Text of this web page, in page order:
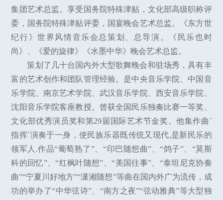
集团艺术总监。享受国务院特殊津贴，文化部高级职称评
委，国务院特殊津贴评委，国宴晚会艺术总监。《东方世
纪行》世界风情音乐会总策划、总导演。《民乐也时
尚》、《爱的旋律》《水墨中华》晚会艺术总监。
策划了几十台国内外大型歌舞晚会和驻场秀，具有丰
富的艺术创作和团队管理经验。是中央音乐学院、中国音
乐学院、南京艺术学院、武汉音乐学院、西安音乐学院、
沈阳音乐学院客座教授。曾获全国民乐独奏比赛一等奖、
文化部优秀演员奖和第29届国际艺术节金奖。他集作曲`
指挥`演奏于一身，使民族乐器既传统又现代,是新民乐的
领军人.作品“葡萄熟了”、“印巴随想曲”、“鸽子”、“莫斯
科的回忆”、“红枫叶随想”、“美国往事”、“泰坦尼克协奏
曲”“宁夏川好地方”“潇湘随想”等曲在国内外广为流传，成
功的举办了“中华弦诗”、“南方之夜”“弦动雅典”等大型独